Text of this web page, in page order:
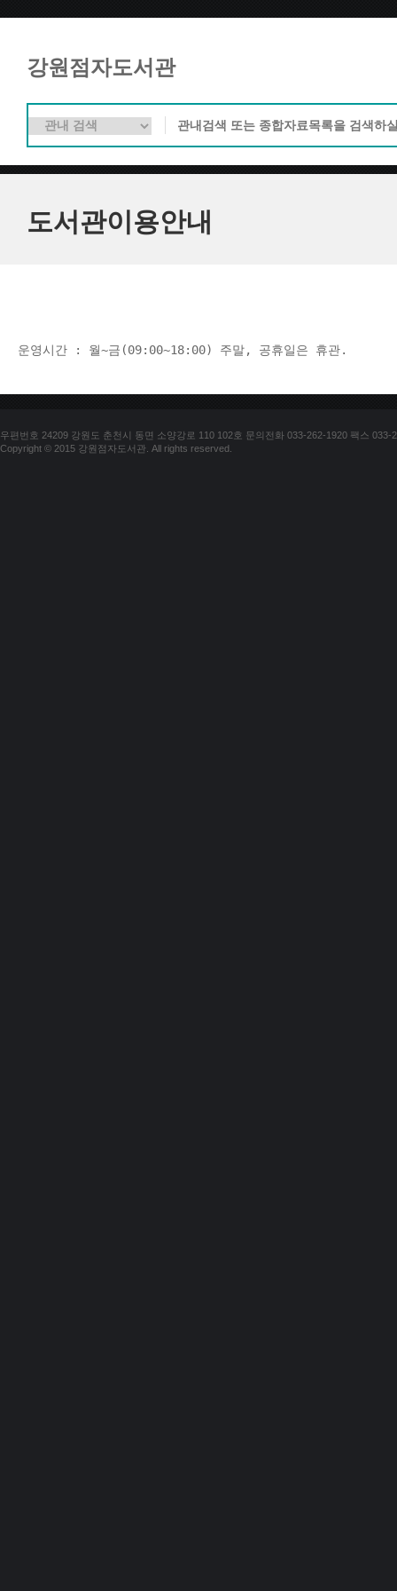
강원점자도서관
도서관이용안내
운영시간 : 월~금(09:00~18:00) 주말, 공휴일은 휴관.
우편번호 24209 강원도 춘천시 동면 소양강로 110 102호 문의전화 033-262-1920 팩스 033-
Copyright © 2015 강원점자도서관. All rights reserved.